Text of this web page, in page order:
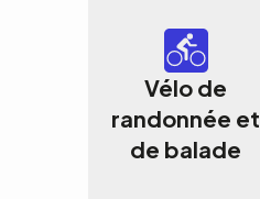
Vélo de
randonnée et
de balade